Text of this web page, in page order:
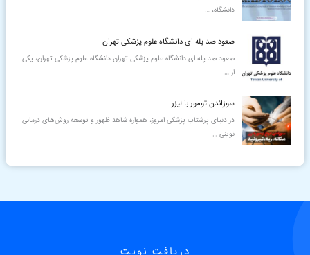
دانشگاه،…
صعود صد پله ای دانشگاه علوم پزشکی تهران
صعود صد پله ای دانشگاه علوم پزشکی تهران دانشگاه علوم پزشکی تهران، یکی
از…
سوزاندن تومور با لیزر
در دنیای پرشتاب پزشکی امروز، همواره شاهد ظهور و توسعه روش‌های درمانی
نوینی…